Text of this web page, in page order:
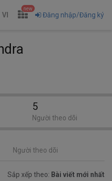
VI
new
Đăng nhập/Đăng ký
Người theo dõi
Sắp xếp theo: Bài viết mới nhất
5
Người theo dõi